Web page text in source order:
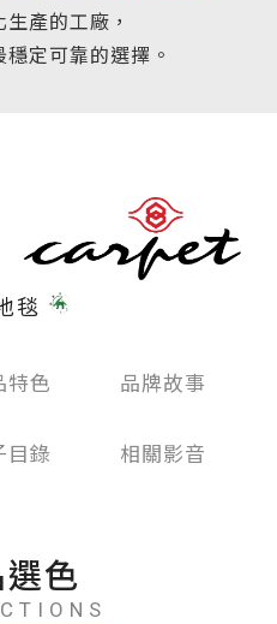
PVC南
產的工廠，
定可靠的選擇。
毯
特色 品牌故事
目錄 相關影音
色